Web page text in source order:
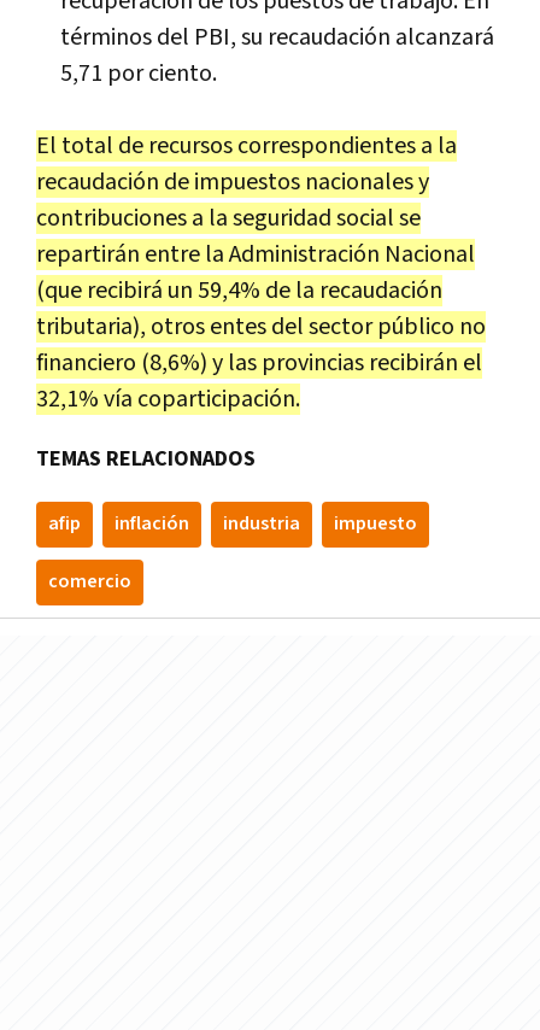
términos del PBI, su recaudación alcanzará
5,71 por ciento.
El total de recursos correspondientes a la
recaudación de impuestos nacionales y
contribuciones a la seguridad social se
repartirán entre la Administración Nacional
(que recibirá un 59,4% de la recaudación
tributaria), otros entes del sector público no
financiero (8,6%) y las provincias recibirán el
32,1% vía coparticipación.
TEMAS RELACIONADOS
afip inflación industria impuesto
comercio